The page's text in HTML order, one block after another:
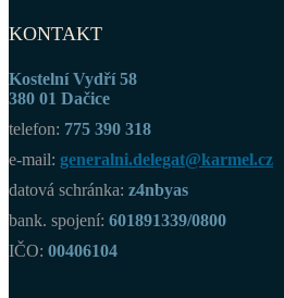
KONTAKT
Kostelní Vydří 58
380 01 Dačice
telefon: 775 390 318
e-mail: generalni.delegat@karmel.cz
datová schránka: z4nbyas
bank. spojení: 601891339/0800
IČO: 00406104